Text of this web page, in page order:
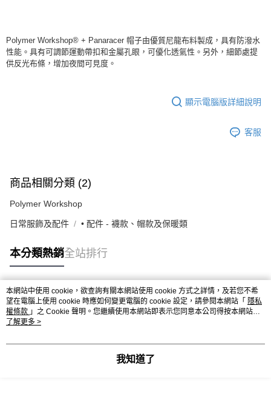
付款後7-11取貨
Polymer Workshop® + Panaracer 帽子由優質尼龍布料製成，具有防潑水
性能。具有可調節運動帶扣和金屬孔眼，可優化透氣性。另外，細節處提
供反光布條，增加夜間可見度。
顯示電腦版詳細說明
客服
商品相關分類 (2)
Polymer Workshop
日常服飾及配件 • 配件 - 襪款、帽款及保暖類
本分類熱銷全站排行
熱門標籤
本網站中使用 cookie，欲查詢有關本網站使用 cookie 方式之詳情，及若您不希
望在電腦上使用 cookie 時應如何變更電腦的 cookie 設定，請參閱本網站「 隱私
權條款 」之 Cookie 聲明。您繼續使用本網站即表示您同意本公司得按本網站使
用條款之 Cookie 聲明使用 cookie。
了解更多 >
我知道了